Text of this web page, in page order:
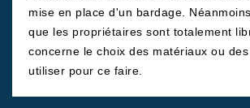
mise en place d'un bardage.
que les propriétaires sont totalement
concerne le choix des matériaux ou
utiliser pour ce faire.